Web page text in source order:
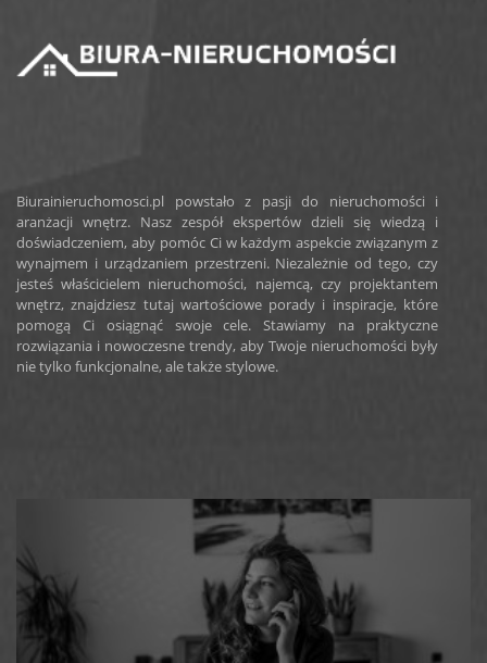
Biurainieruchomosci.pl powstało z pasji do nieruchomości i
aranżacji wnętrz. Nasz zespół ekspertów dzieli się wiedzą i
doświadczeniem, aby pomóc Ci w każdym aspekcie związanym z
wynajmem i urządzaniem przestrzeni. Niezależnie od tego, czy
jesteś właścicielem nieruchomości, najemcą, czy projektantem
wnętrz, znajdziesz tutaj wartościowe porady i inspiracje, które
pomogą Ci osiągnąć swoje cele. Stawiamy na praktyczne
rozwiązania i nowoczesne trendy, aby Twoje nieruchomości były
nie tylko funkcjonalne, ale także stylowe.